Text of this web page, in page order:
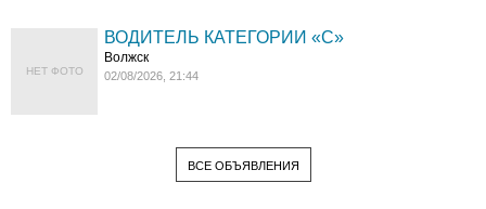
НЕТ ФОТО
ВОДИТЕЛЬ КАТЕГОРИИ «C»
Волжск
02/08/2026, 21:44
ВСЕ ОБЪЯВЛЕНИЯ